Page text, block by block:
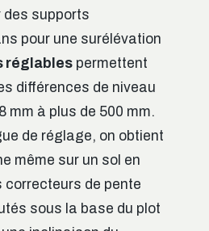
des supports
pour une surélévation
réglables permettent
différences de niveau
mm à plus de 500 mm.
de réglage, on obtient
même sur un sol en
correcteurs de pente
sous la base du plot